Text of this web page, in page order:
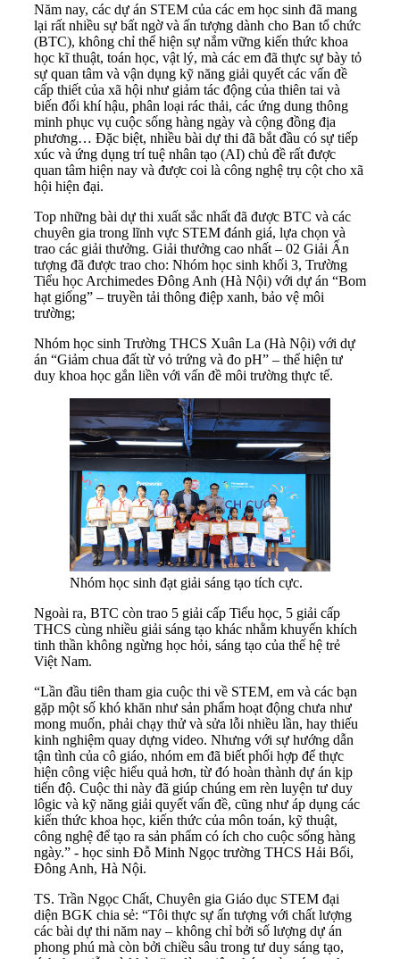
Năm nay, các dự án STEM của các em học sinh đã mang
lại rất nhiều sự bất ngờ và ấn tượng dành cho Ban tổ chức
(BTC), không chỉ thể hiện sự nắm vững kiến thức khoa
học kĩ thuật, toán học, vật lý, mà các em đã thực sự bày tỏ
sự quan tâm và vận dụng kỹ năng giải quyết các vấn đề
cấp thiết của xã hội như giảm tác động của thiên tai và
biến đổi khí hậu, phân loại rác thải, các ứng dung thông
minh phục vụ cuộc sống hàng ngày và cộng đồng địa
phương… Đặc biệt, nhiều bài dự thi đã bắt đầu có sự tiếp
xúc và ứng dụng trí tuệ nhân tạo (AI) chủ đề rất được
quan tâm hiện nay và được coi là công nghệ trụ cột cho xã
hội hiện đại.
Top những bài dự thi xuất sắc nhất đã được BTC và các
chuyên gia trong lĩnh vực STEM đánh giá, lựa chọn và
trao các giải thưởng. Giải thưởng cao nhất – 02 Giải Ấn
tượng đã được trao cho: Nhóm học sinh khối 3, Trường
Tiểu học Archimedes Đông Anh (Hà Nội) với dự án “Bom
hạt giống” – truyền tải thông điệp xanh, bảo vệ môi
trường;
Nhóm học sinh Trường THCS Xuân La (Hà Nội) với dự
án “Giảm chua đất từ vỏ trứng và đo pH” – thể hiện tư
duy khoa học gắn liền với vấn đề môi trường thực tế.
Nhóm học sinh đạt giải sáng tạo tích cực.
Ngoài ra, BTC còn trao 5 giải cấp Tiểu học, 5 giải cấp
THCS cùng nhiều giải sáng tạo khác nhằm khuyến khích
tinh thần không ngừng học hỏi, sáng tạo của thế hệ trẻ
Việt Nam.
“Lần đầu tiên tham gia cuộc thi về STEM, em và các bạn
gặp một số khó khăn như sản phẩm hoạt động chưa như
mong muốn, phải chạy thử và sửa lỗi nhiều lần, hay thiếu
kinh nghiệm quay dựng video. Nhưng với sự hướng dẫn
tận tình của cô giáo, nhóm em đã biết phối hợp để thực
hiện công việc hiểu quả hơn, từ đó hoàn thành dự án kịp
tiến độ. Cuộc thi này đã giúp chúng em rèn luyện tư duy
lôgic và kỹ năng giải quyết vấn đề, cũng như áp dụng các
kiến thức khoa học, kiến thức của môn toán, kỹ thuật,
công nghệ để tạo ra sản phẩm có ích cho cuộc sống hàng
ngày.” - học sinh Đỗ Minh Ngọc trường THCS Hải Bối,
Đông Anh, Hà Nội.
TS. Trần Ngọc Chất, Chuyên gia Giáo dục STEM đại
diện BGK chia sẻ: “Tôi thực sự ấn tượng với chất lượng
các bài dự thi năm nay – không chỉ bởi số lượng dự án
phong phú mà còn bởi chiều sâu trong tư duy sáng tạo,